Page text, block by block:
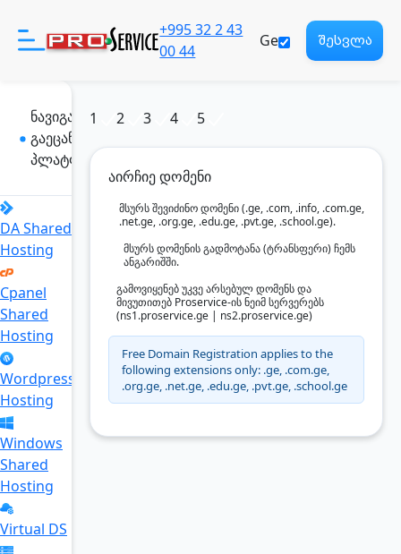
პროდუქტები
დახმარება
ჩვენ შესახებ
რეგისტრაცია
Eng
საზიარო პასუხისმგებლობა
+995 32 2 43
00 44
Ge შესვლა
ნავიგაცია
გაეცანი ჩვენს
პლატფორმას
DA Shared
Hosting
Cpanel
Shared
Hosting
Wordpress
Hosting
Windows
Shared
Hosting
Virtual DS
1 2 3 4 5
აირჩიე დომენი
მსურს შევიძინო დომენი (.ge, .com, .info, .com.ge,
.net.ge, .org.ge, .edu.ge, .pvt.ge, .school.ge).
მსურს დომენის გადმოტანა (ტრანსფერი) ჩემს
ანგარიშში.
გამოვიყენებ უკვე არსებულ დომენს და
მივუთითებ Proservice-ის ნეიმ სერვერებს
(ns1.proservice.ge | ns2.proservice.ge)
Free Domain Registration applies to the
following extensions only: .ge, .com.ge,
.org.ge, .net.ge, .edu.ge, .pvt.ge, .school.ge